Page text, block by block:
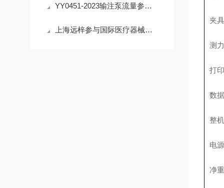
YY0451-2023输注泵流量参数测试仪简介
上海远梓参与国际医疗器械设计与制造技术展览会·中国圆满结束
夹
测
打
数
整
电
净